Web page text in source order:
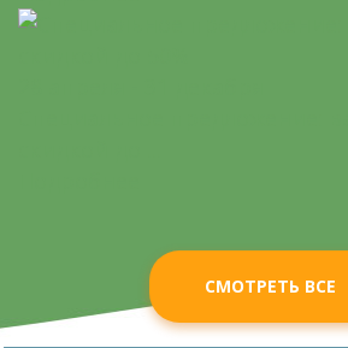
Специальное предложение:
СМОТРЕТЬ ВСЕ